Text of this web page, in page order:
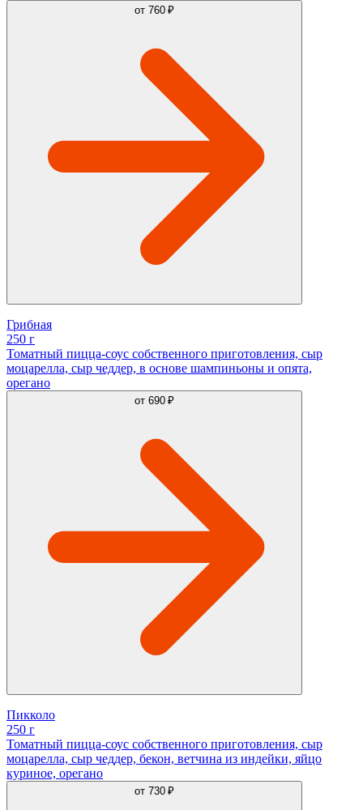
от 760 ₽
Грибная
250 г
Томатный пицца-соус собственного приготовления, сыр
моцарелла, сыр чеддер, в основе шампиньоны и опята,
орегано
от 690 ₽
Пикколо
250 г
Томатный пицца-соус собственного приготовления, сыр
моцарелла, сыр чеддер, бекон, ветчина из индейки, яйцо
куриное, орегано
от 730 ₽